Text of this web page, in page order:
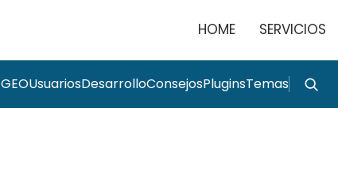
HOME SERVICIOS
GEOUsuariosDesarrolloConsejosPluginsTemas